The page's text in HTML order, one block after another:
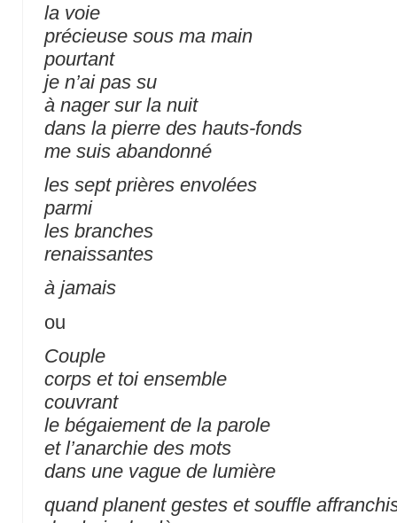
la voie
précieuse sous ma main
pourtant
je n’ai pas su
à nager sur la nuit
dans la pierre des hauts-fonds
me suis abandonné
les sept prières envolées
parmi
les branches
renaissantes
à jamais
ou
Couple
corps et toi ensemble
couvrant
le bégaiement de la parole
et l’anarchie des mots
dans une vague de lumière
quand planent gestes et souffle